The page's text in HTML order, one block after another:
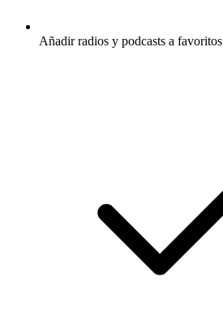
Añadir radios y podcasts a favoritos